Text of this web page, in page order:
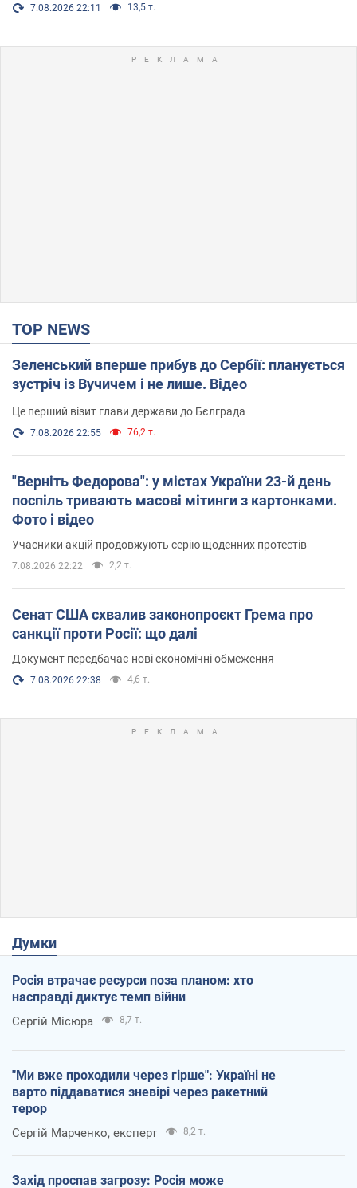
7.08.2026 22:11 13,5 т.
TOP NEWS
Зеленський вперше прибув до Сербії: планується
зустріч із Вучичем і не лише. Відео
Це перший візит глави держави до Бєлграда
7.08.2026 22:55 76,2 т.
"Верніть Федорова": у містах України 23-й день
поспіль тривають масові мітинги з картонками.
Фото і відео
Учасники акцій продовжують серію щоденних протестів
7.08.2026 22:22 2,2 т.
Сенат США схвалив законопроєкт Грема про
санкції проти Росії: що далі
Документ передбачає нові економічні обмеження
7.08.2026 22:38 4,6 т.
Думки
Росія втрачає ресурси поза планом: хто
насправді диктує темп війни
Сергій Місюра 8,7 т.
"Ми вже проходили через гірше": Україні не
варто піддаватися зневірі через ракетний
терор
Сергій Марченко, експерт 8,2 т.
Захід проспав загрозу: Росія може